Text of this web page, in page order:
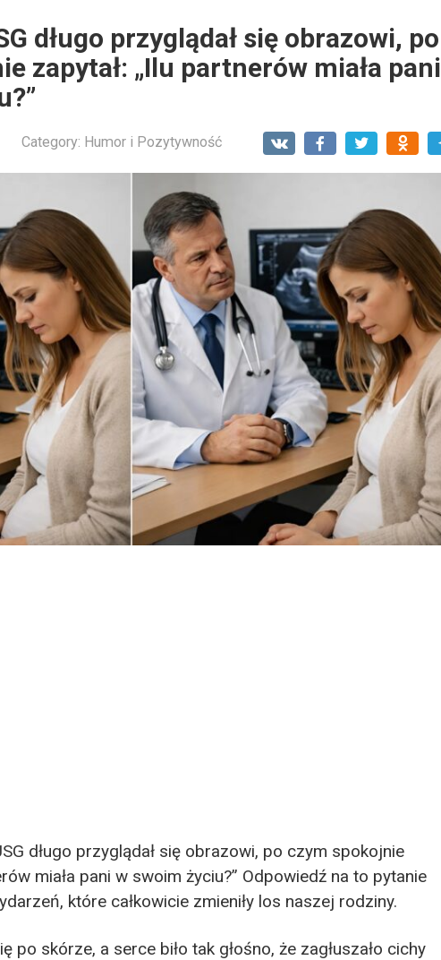
długo przyglądał się obrazowi, po
zapytał: „Ilu partnerów miała pani
Category: Humor i Pozytywność
długo przyglądał się obrazowi, po czym spokojnie
miała pani w swoim życiu?” Odpowiedź na to pytanie
które całkowicie zmieniły los naszej rodziny.
po skórze, a serce biło tak głośno, że zagłuszało cichy